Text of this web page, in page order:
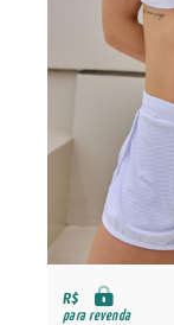
R$
para revenda